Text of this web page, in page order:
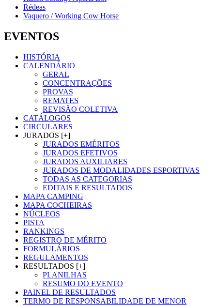
Rédeas
Vaquero / Working Cow Horse
EVENTOS
HISTÓRIA
CALENDÁRIO
GERAL
CONCENTRAÇÕES
PROVAS
REMATES
REVISÃO COLETIVA
CATÁLOGOS
CIRCULARES
JURADOS [+]
JURADOS EMÉRITOS
JURADOS EFETIVOS
JURADOS AUXILIARES
JURADOS DE MODALIDADES ESPORTIVAS
TODAS AS CATEGORIAS
EDITAIS E RESULTADOS
MAPA CAMPING
MAPA COCHEIRAS
NÚCLEOS
PISTA
RANKINGS
REGISTRO DE MÉRITO
FORMULÁRIOS
REGULAMENTOS
RESULTADOS [+]
PLANILHAS
RESUMO DO EVENTO
PAINEL DE RESULTADOS
TERMO DE RESPONSABILIDADE DE MENOR